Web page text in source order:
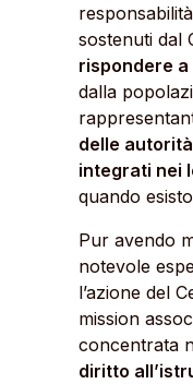
sostenuti dal
rispondere
dalla
delle
integrati nei
quando
Pur avendo
notevole
l’azione del
mission
concentrata
diritto